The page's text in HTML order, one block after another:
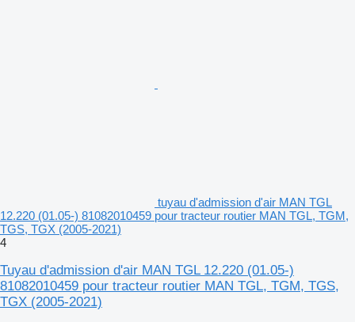
tuyau d'admission d'air MAN TGL
12.220 (01.05-) 81082010459 pour tracteur routier MAN TGL, TGM,
TGS, TGX (2005-2021)
4
Tuyau d'admission d'air MAN TGL 12.220 (01.05-)
81082010459 pour tracteur routier MAN TGL, TGM, TGS,
TGX (2005-2021)